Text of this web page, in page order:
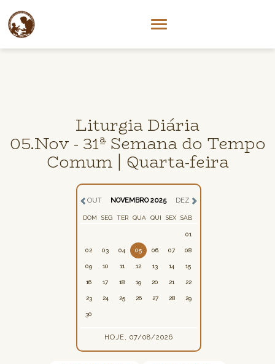
Liturgia Diária
05.Nov - 31ª Semana do Tempo
Comum | Quarta-feira
OUT NOVEMBRO 2025 DEZ
DOM SEG TER QUA QUI SEX SAB
01
02 03 04 05 06 07 08
09 10 11 12 13 14 15
16 17 18 19 20 21 22
23 24 25 26 27 28 29
30
HOJE, 07/08/2026